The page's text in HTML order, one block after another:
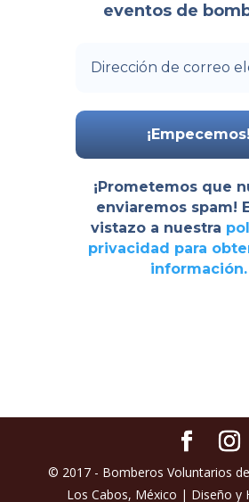
eventos de
¡Prometemos que
enviaremos spam!
vistazo a nuestra
privacidad para
información.
© 2017 - Bomberos Voluntarios
Los Cabos, México | Diseño y